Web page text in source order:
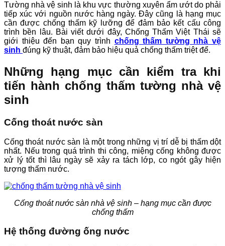
Tường nhà vệ sinh là khu vực thường xuyên ẩm ướt do phải
tiếp xúc với nguồn nước hàng ngày. Đây cũng là hạng mục
cần được chống thấm kỹ lưỡng để đảm bảo kết cấu công
trình bền lâu. Bài viết dưới đây, Chống Thấm Việt Thái sẽ
giới thiệu đến bạn quy trình chống thấm tường nhà vệ
sinh đúng kỹ thuật, đảm bảo hiệu quả chống thấm triệt để.
Những hạng mục cần kiểm tra khi
tiến hành chống thấm tường nhà vệ
sinh
Cống thoát nước sàn
Cống thoát nước sàn là một trong những vị trí dễ bị thấm dột
nhất. Nếu trong quá trình thi công, miệng cống không được
xử lý tốt thì lâu ngày sẽ xảy ra tách lớp, co ngót gây hiện
tượng thấm nước.
Cống thoát nước sàn nhà vệ sinh – hạng mục cần được
chống thấm
Hệ thống đường ống nước